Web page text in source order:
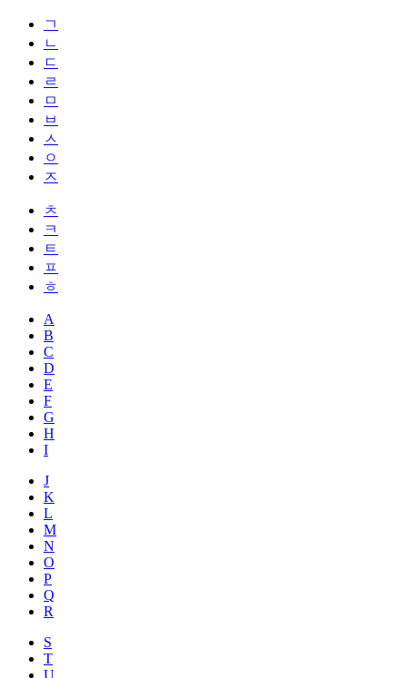
ㄱ
ㄴ
ㄷ
ㄹ
ㅁ
ㅂ
ㅅ
ㅇ
ㅈ
ㅊ
ㅋ
ㅌ
ㅍ
ㅎ
A
B
C
D
E
F
G
H
I
J
K
L
M
N
O
P
Q
R
S
T